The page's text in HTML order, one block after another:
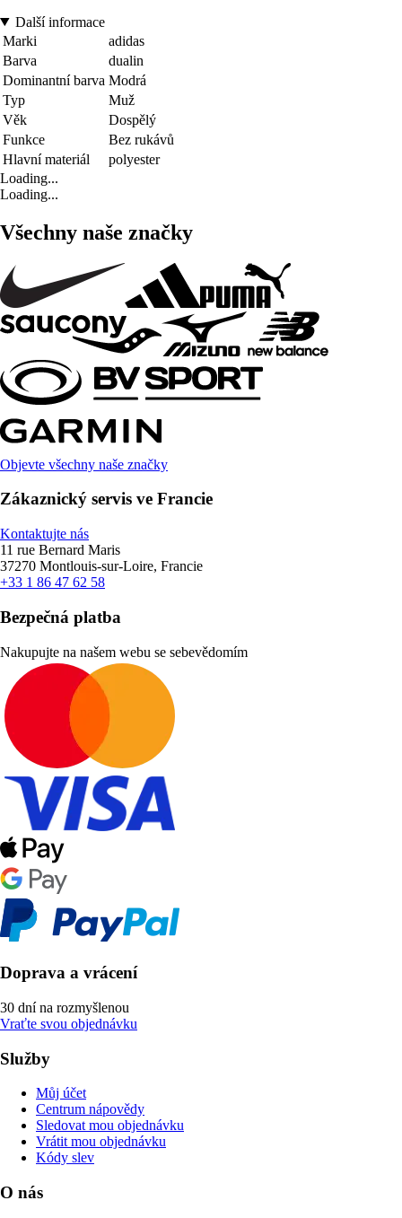
Další informace
Marki
adidas
Barva
dualin
Dominantní barva Modrá
Typ
Muž
Věk
Dospělý
Funkce
Bez rukávů
Hlavní materiál
polyester
Loading...
Loading...
Všechny naše značky
Objevte všechny naše značky
Zákaznický servis ve Francie
Kontaktujte nás
11 rue Bernard Maris
37270 Montlouis-sur-Loire, Francie
+33 1 86 47 62 58
Bezpečná platba
Nakupujte na našem webu se sebevědomím
Doprava a vrácení
30 dní na rozmyšlenou
Vraťte svou objednávku
Služby
Můj účet
Centrum nápovědy
Sledovat mou objednávku
Vrátit mou objednávku
Kódy slev
O nás